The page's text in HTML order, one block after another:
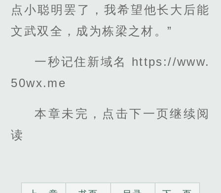
点小聪明罢了，我希望他长大后能
文武双全，成为栋梁之材。”
一秒记住新域名 https://www.
50wx.me
本章未完，点击下一页继续阅
读